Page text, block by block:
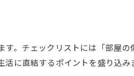
合う基準を明確にする方法
。チェックリストには「部屋
に直結するポイントを盛り込